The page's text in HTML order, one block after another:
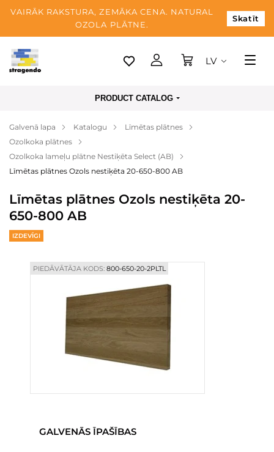
VAIRĀK RAKSTURA, ZEMĀKA CENA. NATURAL
OZOLA PLĀTNE.
Skatīt
Tallina
Apmaksa
Par mums
Blogs
Kontaktinformācija
LV
PRODUCT CATALOG
Galvenā lapa Katalogu
Līmētas plātnes
Ozolkoka plātnes
Ozolkoka lameļu plātne Nestiķēta Select (AB)
Līmētas plātnes Ozols nestiķēta 20-650-800 AB
Līmētas plātnes Ozols nestiķēta 20-
650-800 AB
IZDEVĪGI
PIEDĀVĀTĀJA KODS:800-650-20-2PLTL
GALVENĀS ĪPAŠĪBAS